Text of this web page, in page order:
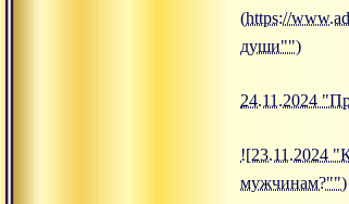
(https://
души"")
24.11.2024
![23.11.2024
мужчинам?"")